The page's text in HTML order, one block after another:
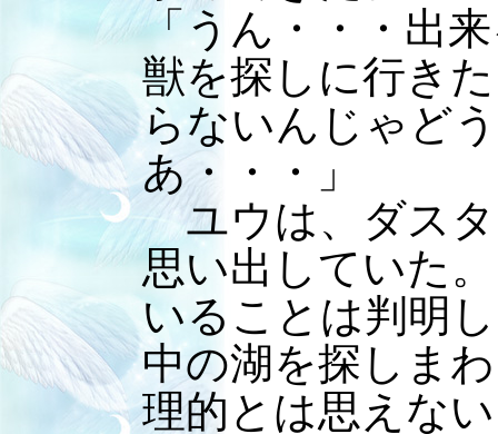
「うん・・・出
獣を探しに行き
らないんじゃど
あ・・・」
ユウは、ダスタ
思い出していた
いることは判明
中の湖を探しま
理的とは思えな